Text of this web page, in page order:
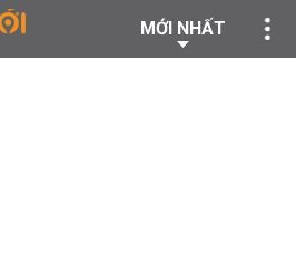
MỚI NHẤT